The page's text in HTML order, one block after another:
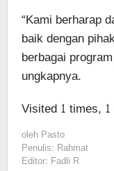
“Kami berharap
baik dengan
berbagai
ungkapnya.
Visited 1 times,
oleh Pasto
Penulis: Rahmat
Editor: Fadli R